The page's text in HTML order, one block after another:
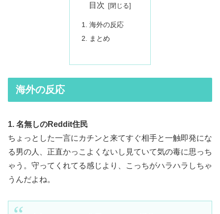
目次
海外の反応
まとめ
海外の反応
1. 名無しのReddit住民
ちょっとした一言にカチンと来てすぐ相手と一触即発にな
る男の人、正直かっこよくないし見ていて気の毒に思っち
ゃう。守ってくれてる感じより、こっちがハラハラしちゃ
うんだよね。